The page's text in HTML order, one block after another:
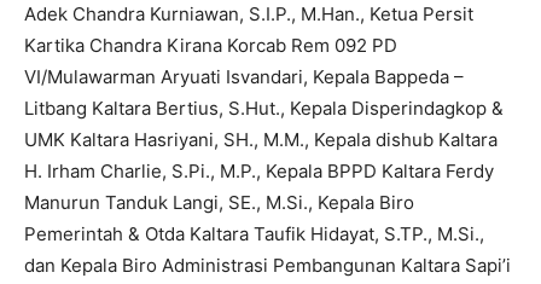
Adek Chandra Kurniawan, S.I.P., M.Han., Ketua Persit
Kartika Chandra Kirana Korcab Rem 092 PD
VI/Mulawarman Aryuati Isvandari, Kepala Bappeda –
Litbang Kaltara Bertius, S.Hut., Kepala Disperindagkop &
UMK Kaltara Hasriyani, SH., M.M., Kepala dishub Kaltara
H. Irham Charlie, S.Pi., M.P., Kepala BPPD Kaltara Ferdy
Manurun Tanduk Langi, SE., M.Si., Kepala Biro
Pemerintah & Otda Kaltara Taufik Hidayat, S.TP., M.Si.,
dan Kepala Biro Administrasi Pembangunan Kaltara Sapi’i